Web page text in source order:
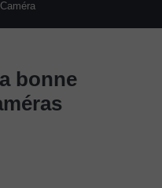
Caméra
bonne